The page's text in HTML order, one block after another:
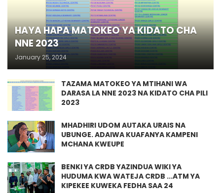
HAYA HAPA MATOKEO YA KIDATO CHA
NNE 2023
January 25, 2024
TAZAMA MATOKEO YA MTIHANI WA
DARASA LA NNE 2023 NA KIDATO CHA PILI
2023
MHADHIRI UDOM AUTAKA URAIS NA
UBUNGE. ADAIWA KUAFANYA KAMPENI
MCHANA KWEUPE
BENKI YA CRDB YAZINDUA WIKI YA
HUDUMA KWA WATEJA CRDB ...ATM YA
KIPEKEE KUWEKA FEDHA SAA 24